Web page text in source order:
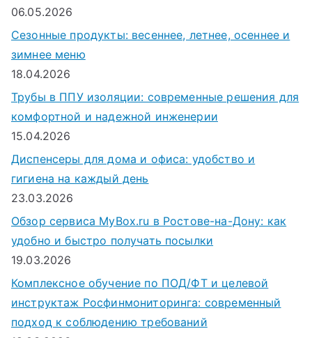
06.05.2026
Сезонные продукты: весеннее, летнее, осеннее и
зимнее меню
18.04.2026
Трубы в ППУ изоляции: современные решения для
комфортной и надежной инженерии
15.04.2026
Диспенсеры для дома и офиса: удобство и
гигиена на каждый день
23.03.2026
Обзор сервиса MyBox.ru в Ростове-на-Дону: как
удобно и быстро получать посылки
19.03.2026
Комплексное обучение по ПОД/ФТ и целевой
инструктаж Росфинмониторинга: современный
подход к соблюдению требований